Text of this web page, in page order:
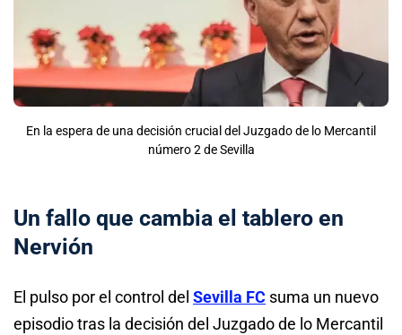
En la espera de una decisión crucial del Juzgado de lo Mercantil
número 2 de Sevilla
Un fallo que cambia el tablero en
Nervión
El pulso por el control del Sevilla FC suma un nuevo
episodio tras la decisión del Juzgado de lo Mercantil